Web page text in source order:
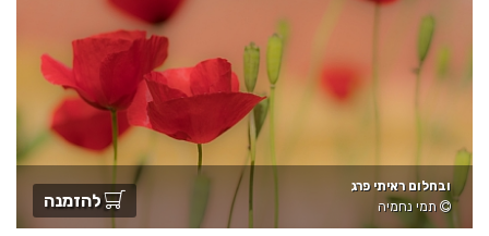
ובחלום ראיתי פרג
תמי נחמיה
להזמנה